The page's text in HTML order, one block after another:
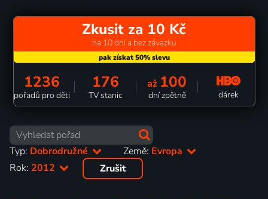
Zkusit za 10 Kč
na 10 dní a bez závazku
1236
pořadů pro děti
176
TV stanic
až 100
dní zpětně dárek
Typ: Dobrodružné Země: Evropa
Rok: 2012 Zrušit